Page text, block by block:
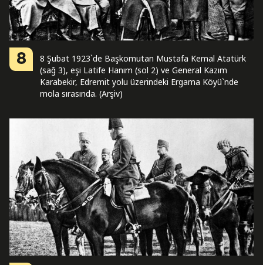
8
8 Şubat 1923`de Başkomutan Mustafa Kemal Atatürk
(sağ 3), eşi Latife Hanım (sol 2) ve General Kazım
Karabekir, Edremit yolu üzerindeki Ergama Köyü`nde
mola sırasında. (Arşiv)